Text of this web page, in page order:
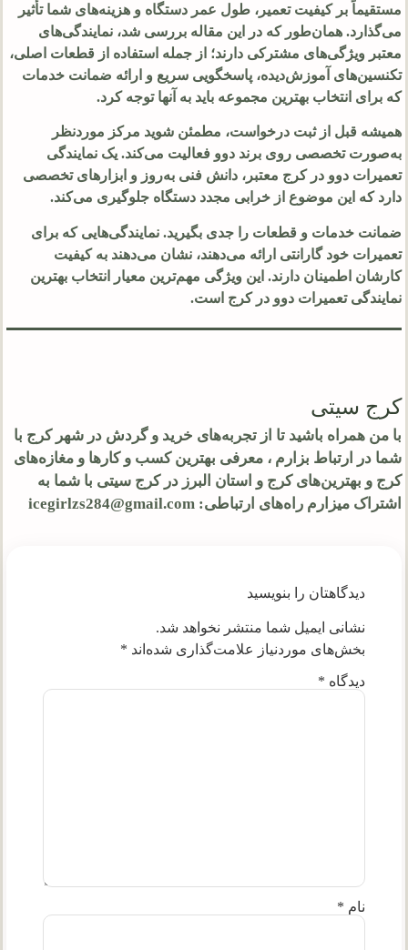
مستقیماً بر کیفیت تعمیر، طول عمر دستگاه و هزینه‌های شما تأثیر
می‌گذارد. همان‌طور که در این مقاله بررسی شد، نمایندگی‌های
معتبر ویژگی‌های مشترکی دارند؛ از جمله استفاده از قطعات اصلی،
تکنسین‌های آموزش‌دیده، پاسخگویی سریع و ارائه ضمانت خدمات
که برای انتخاب بهترین مجموعه باید به آنها توجه کرد.
همیشه قبل از ثبت درخواست، مطمئن شوید مرکز موردنظر
به‌صورت تخصصی روی برند دوو فعالیت می‌کند. یک نمایندگی
تعمیرات دوو در کرج معتبر، دانش فنی به‌روز و ابزارهای تخصصی
دارد که این موضوع از خرابی مجدد دستگاه جلوگیری می‌کند.
ضمانت خدمات و قطعات را جدی بگیرید. نمایندگی‌هایی که برای
تعمیرات خود گارانتی ارائه می‌دهند، نشان می‌دهند به کیفیت
کارشان اطمینان دارند. این ویژگی مهم‌ترین معیار انتخاب بهترین
نمایندگی تعمیرات دوو در کرج است.
کرج سیتی
با من همراه باشید تا از تجربه‌های خرید و گردش در شهر کرج با
شما در ارتباط بزارم ، معرفی بهترین کسب و کارها و مغازه‌های
کرج و بهترین‌های کرج و استان البرز در کرج سیتی با شما به
اشتراک میزارم راه‌های ارتباطی: icegirlzs284@gmail.com
دیدگاهتان را بنویسید
نشانی ایمیل شما منتشر نخواهد شد.
بخش‌های موردنیاز علامت‌گذاری شده‌اند *
دیدگاه *
نام *